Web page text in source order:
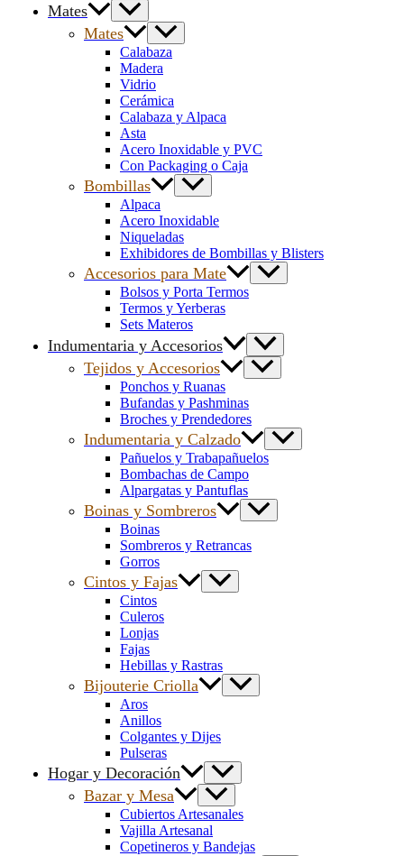
Mates
Mates
Calabaza
Madera
Vidrio
Cerámica
Calabaza y Alpaca
Asta
Acero Inoxidable y PVC
Con Packaging o Caja
Bombillas
Alpaca
Acero Inoxidable
Niqueladas
Exhibidores de Bombillas y Blisters
Accesorios para Mate
Bolsos y Porta Termos
Termos y Yerberas
Sets Materos
Indumentaria y Accesorios
Tejidos y Accesorios
Ponchos y Ruanas
Bufandas y Pashminas
Broches y Prendedores
Indumentaria y Calzado
Pañuelos y Trabapañuelos
Bombachas de Campo
Alpargatas y Pantuflas
Boinas y Sombreros
Boinas
Sombreros y Retrancas
Gorros
Cintos y Fajas
Cintos
Culeros
Lonjas
Fajas
Hebillas y Rastras
Bijouterie Criolla
Aros
Anillos
Colgantes y Dijes
Pulseras
Hogar y Decoración
Bazar y Mesa
Cubiertos Artesanales
Vajilla Artesanal
Copetineros y Bandejas